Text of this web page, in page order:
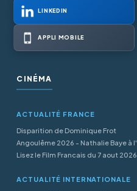
LINKEDIN
APPLI MOBILE
CINÉMA
ACTUALITÉ FRANCE
Disparition de Dominique Frot
Angoulême 2026 - Nathalie Baye à
Lisez le Film Francais du 7 aout 2026
ACTUALITÉ INTERNATIONALE